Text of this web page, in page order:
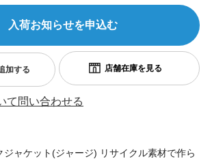
加する
入荷お知らせを申込む
て問い合わせる
ャケット(ジャージ) リサイクル素材で作ら